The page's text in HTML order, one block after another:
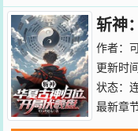
斩神
作者：
更新时
状态：
最新章节